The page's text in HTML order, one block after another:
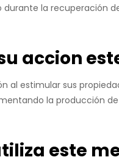
la recuperación
accion
al estimular sus
la producción
este